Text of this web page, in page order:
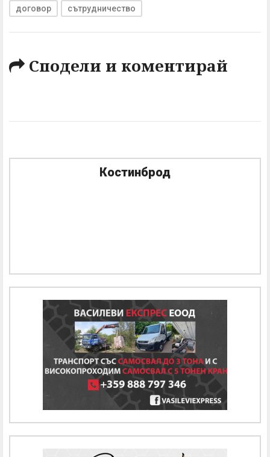
договор сътрудничество
Сподели и коментирай
Костинброд